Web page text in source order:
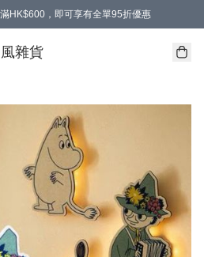
HK$600，即可享有全單95折優惠
一訂單消費購物滿HK$680(折扣後），可享有
雜貨